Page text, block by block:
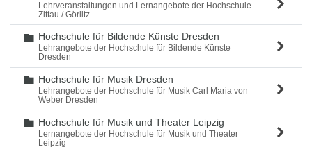
Lehrveranstaltungen und Lernangebote der Hochschule
Zittau / Görlitz
Ordner
Hochschule für Bildende Künste Dresden
Lehrangebote der Hochschule für Bildende Künste
Dresden
Ordner
Hochschule für Musik Dresden
Lehrangebote der Hochschule für Musik Carl Maria von
Weber Dresden
Ordner
Hochschule für Musik und Theater Leipzig
Lernangebote der Hochschule für Musik und Theater
Leipzig